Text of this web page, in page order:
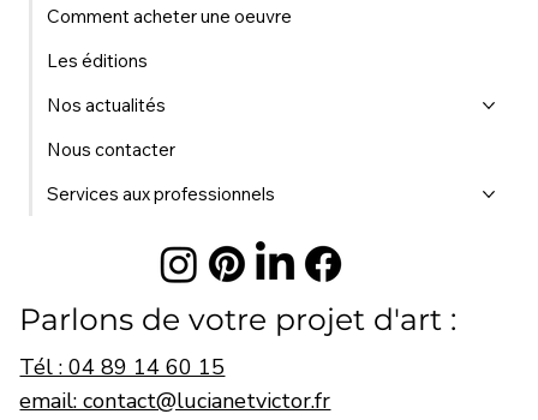
Parlons de votre projet d'art :
Tél : 04 89 14 60 15
email: contact@lucianetvictor.fr
Comment acheter une oeuvre
Les éditions
Nos actualités
Nous contacter
Services aux professionnels